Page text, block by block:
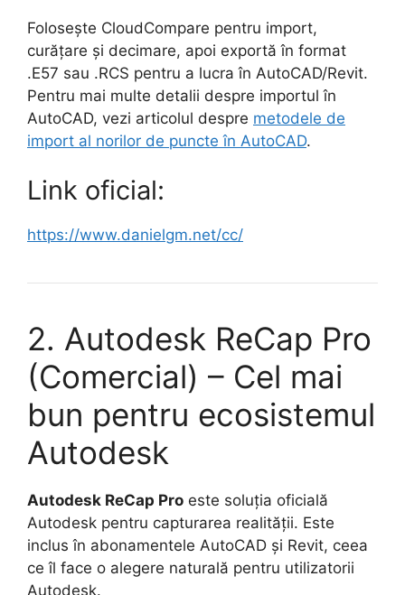
Folosește CloudCompare pentru import,
curățare și decimare, apoi exportă în format
.E57 sau .RCS pentru a lucra în AutoCAD/Revit.
Pentru mai multe detalii despre importul în
AutoCAD, vezi articolul despre metodele de
import al norilor de puncte în AutoCAD.
Link oficial:
https://www.danielgm.net/cc/
2. Autodesk ReCap Pro
(Comercial) – Cel mai
bun pentru ecosistemul
Autodesk
Autodesk ReCap Pro este soluția oficială
Autodesk pentru capturarea realității. Este
inclus în abonamentele AutoCAD și Revit, ceea
ce îl face o alegere naturală pentru utilizatorii
Autodesk.